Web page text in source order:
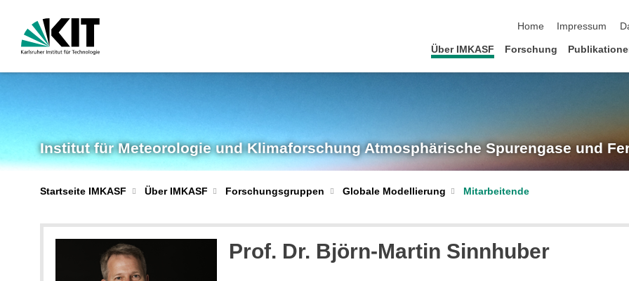
Home
Impressum
Über IMKASF Forschung
Institut für Meteorologie und KlimaforschungAtmosphärische Spurengase und
Startseite IMKASF Über IMKASF Forschungsgruppen Globale Modellierung Mitarbeitende
Prof. Dr. Björn-Martin Sinnhuber